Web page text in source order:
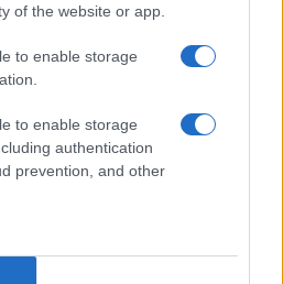
of the website or app.
to enable storage
to enable storage
authentication
prevention, and other